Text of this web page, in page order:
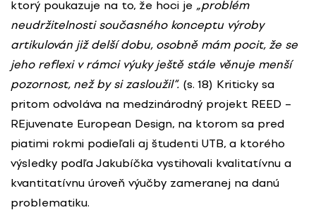
ktorý poukazuje na to, že hoci je „problém
neudržitelnosti současného konceptu výroby
artikulován již delší dobu, osobně mám pocit, že se
jeho reflexi v rámci výuky ještě stále věnuje menší
pozornost, než by si zasloužil“. (s. 18) Kriticky sa
pritom odvoláva na medzinárodný projekt REED –
REjuvenate European Design, na ktorom sa pred
piatimi rokmi podieľali aj študenti UTB, a ktorého
výsledky podľa Jakubíčka vystihovali kvalitatívnu a
kvantitatívnu úroveň výučby zameranej na danú
problematiku.